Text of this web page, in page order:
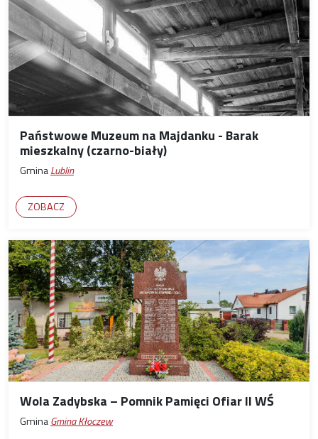
Państwowe Muzeum na Majdanku - Barak
mieszkalny (czarno-biały)
GminaLublin
ZOBACZ
Wola Zadybska – Pomnik Pamięci Ofiar II WŚ
GminaGmina Kłoczew